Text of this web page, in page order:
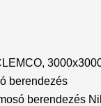
berendezés
berendezés